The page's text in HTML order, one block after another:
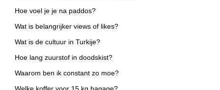
Hoe voel je je na paddos?
Wat is belangrijker views of likes?
Wat is de cultuur in Turkije?
Hoe lang zuurstof in doodskist?
Waarom ben ik constant zo moe?